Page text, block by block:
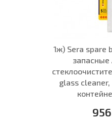
1ж) Sera spare
запасные
glass cleaner,